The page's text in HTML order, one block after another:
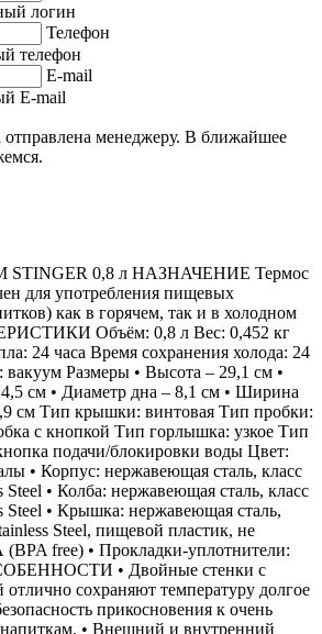
логин
Телефон
телефон
E-mail
E-mail
отправлена менеджеру. В ближайшее
0,8 л НАЗНАЧЕНИЕ Термос
для употребления пищевых
как в горячем, так и в холодном
Объём: 0,8 л Вес: 0,452 кг
24 часа Время сохранения холода: 24
вакуум Размеры • Высота – 29,1 см •
см • Диаметр дна – 8,1 см • Ширина
см Тип крышки: винтовая Тип пробки:
с кнопкой Тип горлышка: узкое Тип
подачи/блокировки воды Цвет:
• Корпус: нержавеющая сталь, класс
Steel • Колба: нержавеющая сталь, класс
Steel • Крышка: нержавеющая сталь,
Steel, пищевой пластик, не
free) • Прокладки-уплотнители:
• Двойные стенки с
сохраняют температуру долгое
прикосновения к очень
• Внешний и внутренний